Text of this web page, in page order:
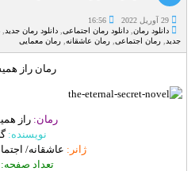
29 آوریل 2022
16:56
دانلود رمان, دانلود رمان اجتماعی, دانلود رمان جدید
جدید
رمان اجتماعی, رمان عاشقانه, رمان معمایی
رمان راز
رمان: راز
نویسنده:
ژانر: عاشقانه/
تعداد صفحه: